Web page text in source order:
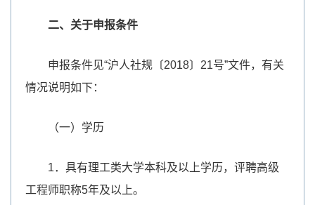
二、关于申报条件
申报条件见“沪人社规〔2018〕21号”文件，有关
情况说明如下：
（一）学历
1．具有理工类大学本科及以上学历，评聘高级
工程师职称5年及以上。